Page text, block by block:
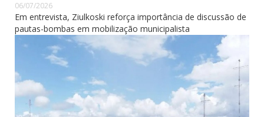
06/07/2026
Em entrevista, Ziulkoski reforça importância de discussão de
pautas-bombas em mobilização municipalista